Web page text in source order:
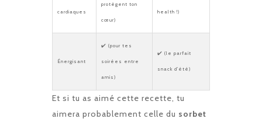
cardiaques
protègent ton
cœur)
health !)
Énergisant
✔️ (pour tes
soirées entre
amis)
✔️ (le parfait
snack d’été)
Et si tu as aimé cette recette, tu
aimera probablement celle du sorbet